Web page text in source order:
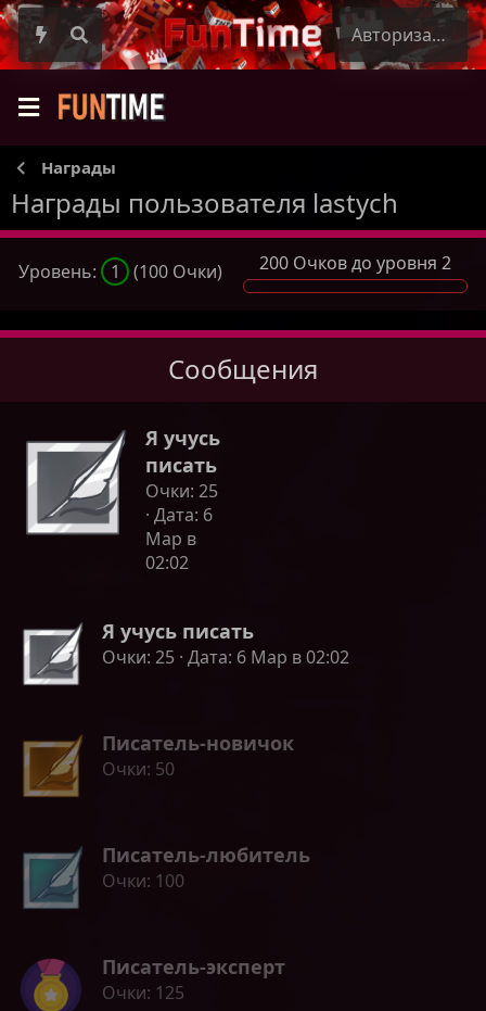
Авторизация
Награды
Награды пользователя lastych
Уровень: 1 (100 Очки) 200 Очков до уровня 2
Сообщения
Я учусь
писать
Очки 25
Дата 6
Мар в
02:02
Я учусь писать
Очки 25 Дата 6 Мар в 02:02
Писатель-новичок
Очки 50
Писатель-любитель
Очки 100
Писатель-эксперт
Очки 125